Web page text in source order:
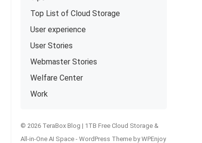
Top List of Cloud Storage
User experience
User Stories
Webmaster Stories
Welfare Center
Work
© 2026 TeraBox Blog | 1TB Free Cloud Storage &
All-in-One AI Space - WordPress Theme byWPEnjoy